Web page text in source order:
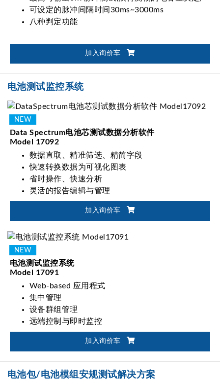
可设定的脉冲间隔时间30ms~3000ms
八种判定功能
加入询价车
电池测试监控系统
Data Spectrum电池芯测试数据分析软件
Model 17092
数据直取、精准筛选、精简字段
快速转换数据为可视化图表
省时操作、快速分析
灵活的报告编辑与管理
加入询价车
电池测试监控系统
Model 17091
Web-based 应用程式
集中管理
设备群组管理
远端控制与即时监控
加入询价车
电池包/电池模组安规测试解决方案